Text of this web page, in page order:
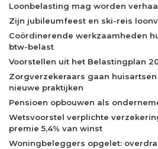
Loonbelasting mag worden
Zijn jubileumfeest en ski-reis
Coördinerende werkzaamheden
btw-belast
Voorstellen uit het Belastingplan
Zorgverzekeraars gaan
nieuwe praktijken
Pensioen opbouwen als
Wetsvoorstel verplichte
premie 5,4% van winst
Woningbeleggers opgelet: